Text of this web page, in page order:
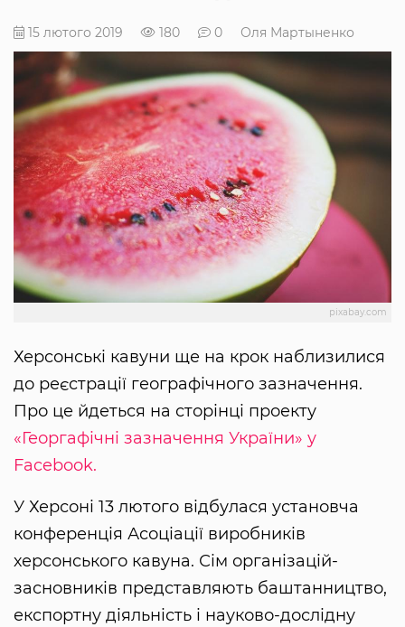
15 лютого 2019 180 0 Оля Мартыненко
pixabay.com
Херсонські кавуни ще на крок наблизилися
до реєстрації географічного зазначення.
Про це йдеться на сторінці проекту
«Георгафічні зазначення України» у
Facebook.
У Херсоні 13 лютого відбулася установча
конференція Асоціації виробників
херсонського кавуна. Сім організацій-
засновників представляють баштанництво,
експортну діяльність і науково-дослідну